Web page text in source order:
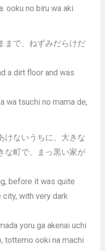
ooku no biru wa aki
まで、ねずみだらけだ
a dirt floor and was
wa tsuchi no mama de,
けないうちに、大きな
な町で、まっ黒い家が
before it was quite
with very dark
yoru ga akenai uchi
tottemo ooki na machi